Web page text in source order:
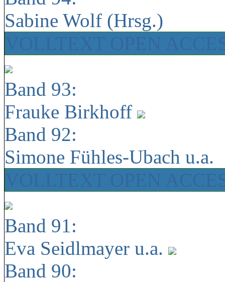
Sabine Wolf (Hrsg.)
Band 93:
Frauke Birkhoff
Band 92:
Simone Fühles-Ubach u.a.
Band 91:
Eva Seidlmayer u.a.
Band 90: